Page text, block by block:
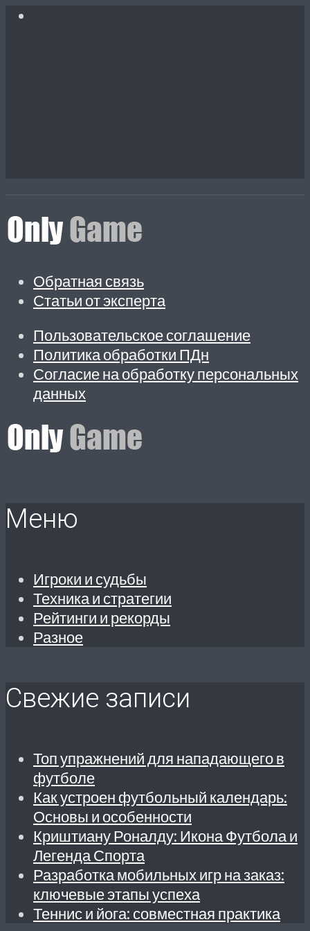
Обратная связь
Статьи от эксперта
Пользовательское соглашение
Политика обработки ПДн
Согласие на обработку персональных
данных
Меню
Игроки и судьбы
Техника и стратегии
Рейтинги и рекорды
Разное
Свежие записи
Топ упражнений для нападающего в
футболе
Как устроен футбольный календарь:
Основы и особенности
Криштиану Роналду: Икона Футбола и
Легенда Спорта
Разработка мобильных игр на заказ:
ключевые этапы успеха
Теннис и йога: совместная практика